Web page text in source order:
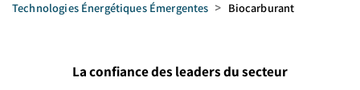
Technologies Énergétiques Émergentes > Biocarburant
La confiance des leaders du secteur